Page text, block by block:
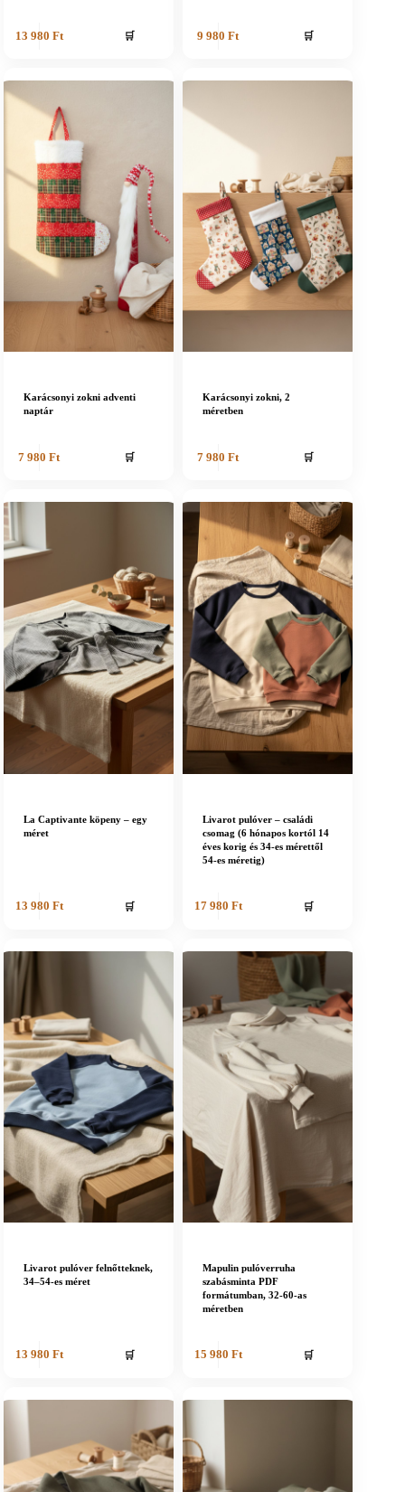
13 980 Ft 🛒 9 980Ft 🛒
Karácsonyi zokni adventi
naptár
7 980Ft 🛒
Karácsonyi zokni, 2
méretben
7 980Ft 🛒
La Captivante köpeny – egy
méret
13 980 Ft 🛒
Livarot pulóver – családi
csomag (6 hónapos kortól 14
éves korig és 34-es mérettől
54-es méretig)
17 980 Ft 🛒
Livarot pulóver felnőtteknek,
34–54-es méret
13 980 Ft 🛒
Mapulin pulóverruha
szabásminta PDF
formátumban, 32-60-as
méretben
15 980 Ft 🛒